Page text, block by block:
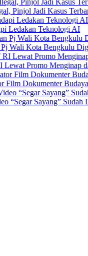
Pinjol Jadi Kasus
Ledakan Teknologi AI
Wali Kota Bengkulu
Promo Menginap
Film Dokumenter
“Segar Sayang” Sudah